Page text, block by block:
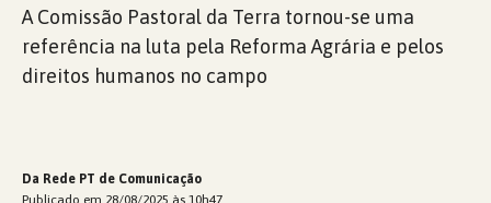
A Comissão Pastoral da Terra tornou-se uma
referência na luta pela Reforma Agrária e pelos
direitos humanos no campo
Da Rede PT de Comunicação
Publicado em 28/08/2025 às 10h47